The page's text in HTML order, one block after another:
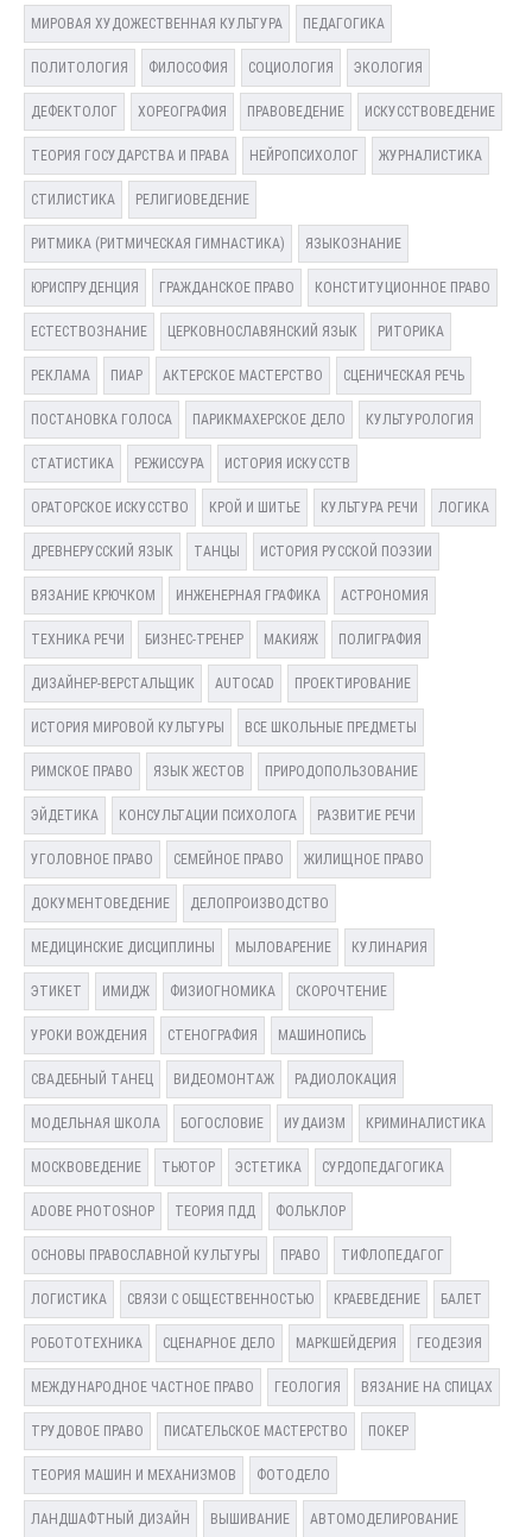
МИРОВАЯ ХУДОЖЕСТВЕННАЯ КУЛЬТУРА ПЕДАГОГИКА
ПОЛИТОЛОГИЯ ФИЛОСОФИЯ СОЦИОЛОГИЯ ЭКОЛОГИЯ
ДЕФЕКТОЛОГ ХОРЕОГРАФИЯ ПРАВОВЕДЕНИЕ ИСКУССТВОВЕДЕНИЕ
ТЕОРИЯ ГОСУДАРСТВА И ПРАВА НЕЙРОПСИХОЛОГ ЖУРНАЛИСТИКА
СТИЛИСТИКА РЕЛИГИОВЕДЕНИЕ
РИТМИКА (РИТМИЧЕСКАЯ ГИМНАСТИКА) ЯЗЫКОЗНАНИЕ
ЮРИСПРУДЕНЦИЯ ГРАЖДАНСКОЕ ПРАВО КОНСТИТУЦИОННОЕ ПРАВО
ЕСТЕСТВОЗНАНИЕ ЦЕРКОВНОСЛАВЯНСКИЙ ЯЗЫК РИТОРИКА
РЕКЛАМА ПИАР АКТЕРСКОЕ МАСТЕРСТВО СЦЕНИЧЕСКАЯ РЕЧЬ
ПОСТАНОВКА ГОЛОСА ПАРИКМАХЕРСКОЕ ДЕЛО КУЛЬТУРОЛОГИЯ
СТАТИСТИКА РЕЖИССУРА ИСТОРИЯ ИСКУССТВ
ОРАТОРСКОЕ ИСКУССТВО КРОЙ И ШИТЬЕ КУЛЬТУРА РЕЧИ ЛОГИКА
ДРЕВНЕРУССКИЙ ЯЗЫК ТАНЦЫ ИСТОРИЯ РУССКОЙ ПОЭЗИИ
ВЯЗАНИЕ КРЮЧКОМ ИНЖЕНЕРНАЯ ГРАФИКА АСТРОНОМИЯ
ТЕХНИКА РЕЧИ БИЗНЕС-ТРЕНЕР МАКИЯЖ ПОЛИГРАФИЯ
ДИЗАЙНЕР-ВЕРСТАЛЬЩИК AUTOCAD ПРОЕКТИРОВАНИЕ
ИСТОРИЯ МИРОВОЙ КУЛЬТУРЫ ВСЕ ШКОЛЬНЫЕ ПРЕДМЕТЫ
РИМСКОЕ ПРАВО ЯЗЫК ЖЕСТОВ ПРИРОДОПОЛЬЗОВАНИЕ
ЭЙДЕТИКА КОНСУЛЬТАЦИИ ПСИХОЛОГА РАЗВИТИЕ РЕЧИ
УГОЛОВНОЕ ПРАВО СЕМЕЙНОЕ ПРАВО ЖИЛИЩНОЕ ПРАВО
ДОКУМЕНТОВЕДЕНИЕ ДЕЛОПРОИЗВОДСТВО
МЕДИЦИНСКИЕ ДИСЦИПЛИНЫ МЫЛОВАРЕНИЕ КУЛИНАРИЯ
ЭТИКЕТ ИМИДЖ ФИЗИОГНОМИКА СКОРОЧТЕНИЕ
УРОКИ ВОЖДЕНИЯ СТЕНОГРАФИЯ МАШИНОПИСЬ
СВАДЕБНЫЙ ТАНЕЦ ВИДЕОМОНТАЖ РАДИОЛОКАЦИЯ
МОДЕЛЬНАЯ ШКОЛА БОГОСЛОВИЕ ИУДАИЗМ КРИМИНАЛИСТИКА
МОСКВОВЕДЕНИЕ ТЬЮТОР ЭСТЕТИКА СУРДОПЕДАГОГИКА
ADOBE PHOTOSHOP ТЕОРИЯ ПДД ФОЛЬКЛОР
ОСНОВЫ ПРАВОСЛАВНОЙ КУЛЬТУРЫ ПРАВО ТИФЛОПЕДАГОГ
ЛОГИСТИКА СВЯЗИ С ОБЩЕСТВЕННОСТЬЮ КРАЕВЕДЕНИЕ БАЛЕТ
РОБОТОТЕХНИКА СЦЕНАРНОЕ ДЕЛО МАРКШЕЙДЕРИЯ ГЕОДЕЗИЯ
МЕЖДУНАРОДНОЕ ЧАСТНОЕ ПРАВО ГЕОЛОГИЯ ВЯЗАНИЕ НА СПИЦАХ
ТРУДОВОЕ ПРАВО ПИСАТЕЛЬСКОЕ МАСТЕРСТВО ПОКЕР
ТЕОРИЯ МАШИН И МЕХАНИЗМОВ ФОТОДЕЛО
ЛАНДШАФТНЫЙ ДИЗАЙН ВЫШИВАНИЕ АВТОМОДЕЛИРОВАНИЕ